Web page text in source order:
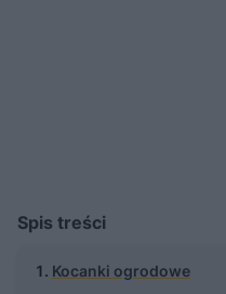
Spis treści
Kocanki ogrodowe